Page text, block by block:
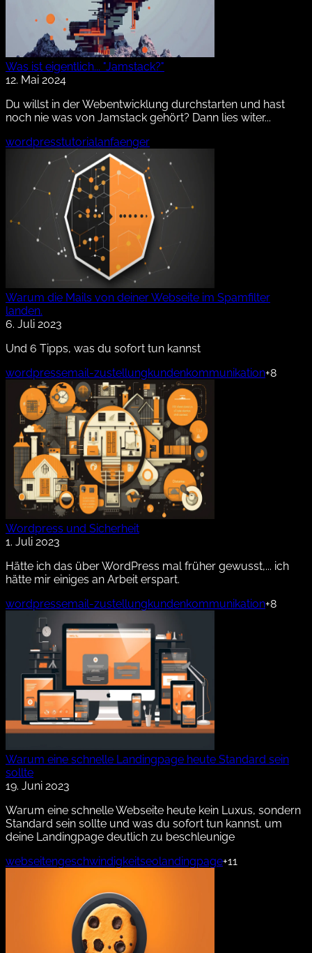
Was ist eigentlich... "Jamstack?"
12. Mai 2024
Du willst in der Webentwicklung durchstarten und hast
noch nie was von Jamstack gehört? Dann lies witer...
wordpresstutorialanfaenger
Warum die Mails von deiner Webseite im Spamfilter
landen.
6. Juli 2023
Und 6 Tipps, was du sofort tun kannst
wordpressemail-zustellungkundenkommunikation+8
Wordpress und Sicherheit
1. Juli 2023
Hätte ich das über WordPress mal früher gewusst,... ich
hätte mir einiges an Arbeit erspart.
wordpressemail-zustellungkundenkommunikation+8
Warum eine schnelle Landingpage heute Standard sein
sollte
19. Juni 2023
Warum eine schnelle Webseite heute kein Luxus, sondern
Standard sein sollte und was du sofort tun kannst, um
deine Landingpage deutlich zu beschleunige
webseitengeschwindigkeitseolandingpage+11